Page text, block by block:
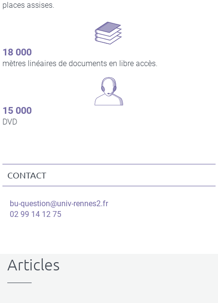
places assises.
18 000
mètres linéaires de documents en libre accès.
15 000
DVD
CONTACT
Informations
du
Courriel
bu-question@univ-rennes2.fr
Téléphone
02 99 14 12 75
Articles